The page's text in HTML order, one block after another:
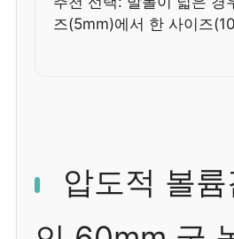
즈(5mm)에서 한 사이즈
압도적 볼